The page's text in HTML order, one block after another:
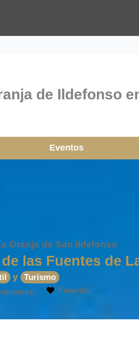
de Ildefonso
Eventos
Granja de San Ildefonso
las Fuentes de
y Turismo
Favorito